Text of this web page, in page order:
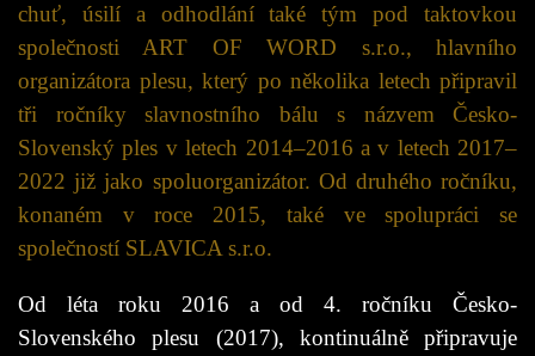
chuť, úsilí a odhodlání také tým pod taktovkou
společnosti ART OF WORD s.r.o., hlavního
organizátora plesu, který po několika letech připravil
tři ročníky slavnostního bálu s názvem Česko-
Slovenský ples v letech 2014–2016 a v letech 2017–
2022 již jako spoluorganizátor. Od druhého ročníku,
konaném v roce 2015, také ve spolupráci se
společností SLAVICA s.r.o.
Od léta roku 2016 a od 4. ročníku Česko-
Slovenského plesu (2017), kontinuálně připravuje